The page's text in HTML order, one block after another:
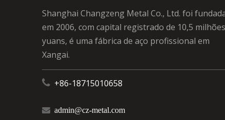
Shanghai Changzeng Metal Co., Ltd. foi
em 2006, com capital registrado de 10,5
yuans, é uma fábrica de aço profissional em
Xangai.
 +86-18715010658
 admin@cz-metal.com